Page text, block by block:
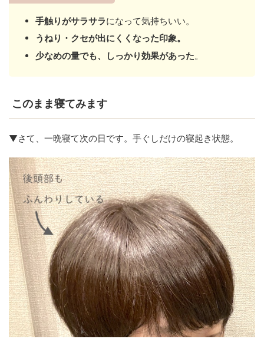
手触りがサラサラになって気持ちいい。
うねり・クセが出にくくなった印象。
少なめの量でも、しっかり効果があった。
このまま寝てみます
▼さて、一晩寝て次の日です。手ぐしだけの寝起き状態。